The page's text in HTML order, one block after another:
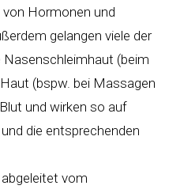
Hormonen und
gelangen viele der
(beim
(bspw. bei Massagen
und wirken so auf
die entsprechenden
abgeleitet vom